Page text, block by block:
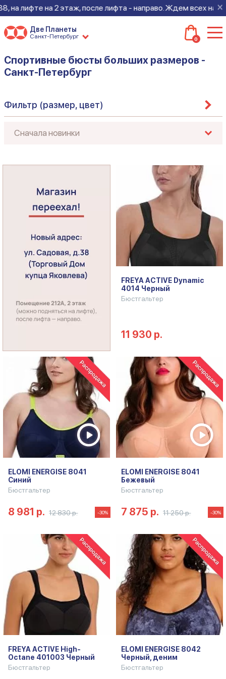
×
лифте на 2 этаж, после лифта - направо. Ждем всех на
Две Планеты
Санкт-Петербург 0
Спортивные бюсты больших размеров -
Санкт-Петербург
Фильтр (размер, цвет)
FREYA ACTIVE Dynamic
4014 Черный
Бюстгальтер
11 930 р.
ELOMI ENERGISE 8041
Синий
Бюстгальтер
8 981 р. 12 830 р. -30%
ELOMI ENERGISE 8041
Бежевый
Бюстгальтер
7 875 р. 11 250 р. -30%
FREYA ACTIVE High-
Octane 401003 Черный
Бюстгальтер
ELOMI ENERGISE 8042
Черный, деним
Бюстгальтер